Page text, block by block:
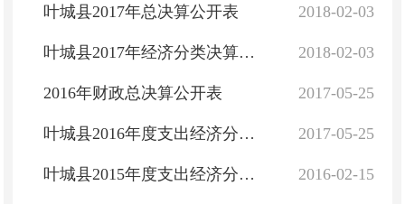
2018-02-03
叶城县2017年总决算公开表
2018-02-03
叶城县2017年经济分类决算（试编
2017-05-25
2016年财政总决算公开表
2017-05-25
叶城县2016年度支出经济分类决算（试编）
2016-02-15
叶城县2015年度支出经济分类决算（试编）